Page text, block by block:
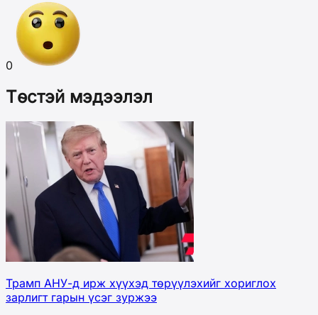
0
Төстэй мэдээлэл
Трамп АНУ-д ирж хүүхэд төрүүлэхийг хориглох
зарлигт гарын үсэг зуржээ